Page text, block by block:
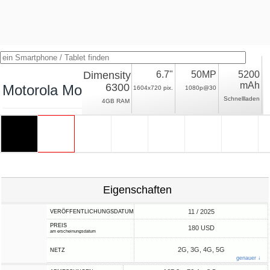
Motorola Moto G (2026)
Dimensity
6300
4GB RAM
6.7"
1604x720 pix.
50MP
1080p@30
5200
mAh
Schnellladen
Eigenschaften
VERÖFFENTLICHUNGSDATUM 11 / 2025
PREIS
am erscheinungsdatum 180 USD
NETZ 2G, 3G, 4G, 5G
genauer ↓